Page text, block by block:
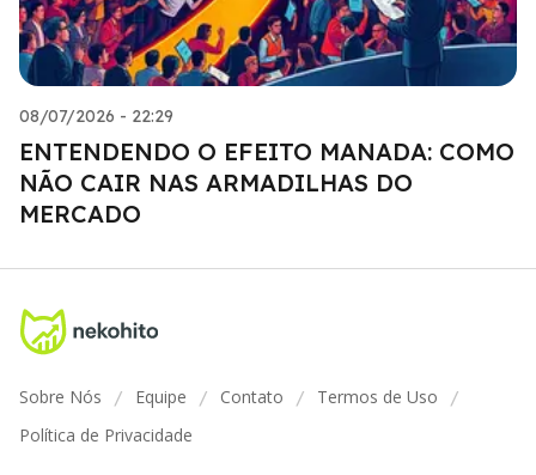
08/07/2026 - 22:29
ENTENDENDO O EFEITO MANADA: COMO
NÃO CAIR NAS ARMADILHAS DO
MERCADO
Sobre Nós / Equipe / Contato / Termos de Uso /
Política de Privacidade